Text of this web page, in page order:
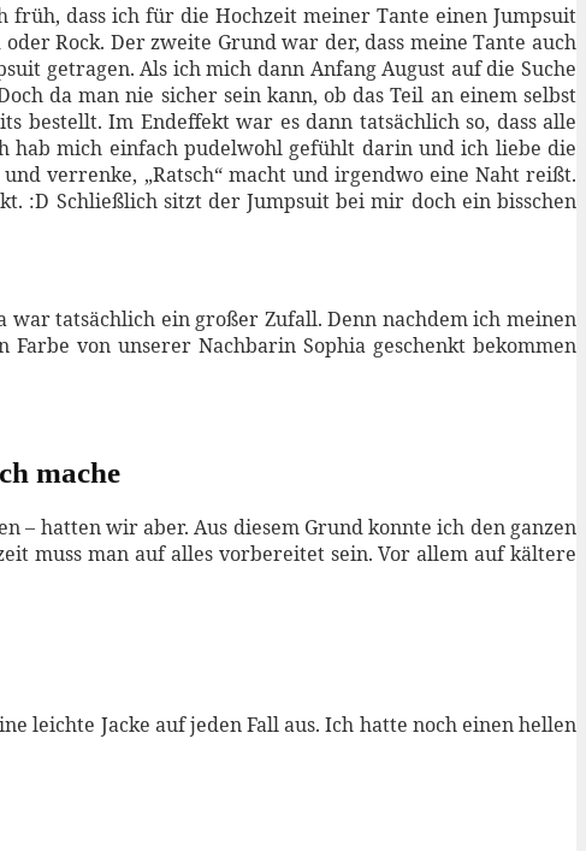
dass ich für die Hochzeit meiner Tante einen Jumpsuit
Rock. Der zweite Grund war der, dass meine Tante auch
getragen. Als ich mich dann Anfang August auf die Suche
da man nie sicher sein kann, ob das Teil an einem selbst
bestellt. Im Endeffekt war es dann tatsächlich so, dass alle
hab mich einfach pudelwohl gefühlt darin und ich liebe die
verrenke, „Ratsch“ macht und irgendwo eine Naht reißt.
:D Schließlich sitzt der Jumpsuit bei mir doch ein bisschen
tatsächlich ein großer Zufall. Denn nachdem ich meinen
von unserer Nachbarin Sophia geschenkt bekommen
mache
– hatten wir aber. Aus diesem Grund konnte ich den ganzen
muss man auf alles vorbereitet sein. Vor allem auf kältere
leichte Jacke auf jeden Fall aus. Ich hatte noch einen hellen